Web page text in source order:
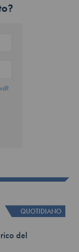
QUOTIDIANO
del